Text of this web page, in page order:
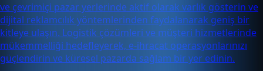
ve çevrimiçi pazar yerlerinde aktif olarak varlık gösterin ve
dijital reklamcılık yöntemlerinden faydalanarak geniş bir
kitleye ulaşın. Logistik çözümleri ve müşteri hizmetlerinde
mükemmelliği hedefleyerek, e-ihracat operasyonlarınızı
güçlendirin ve küresel pazarda sağlam bir yer edinin.